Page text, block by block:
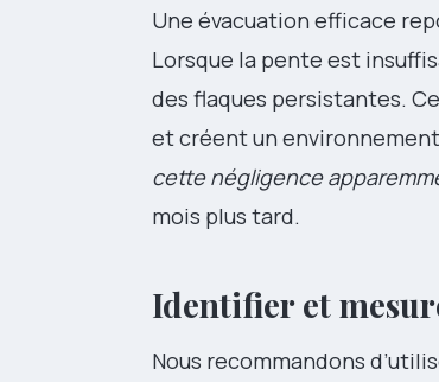
Une évacuation efficace
Lorsque la pente est
des flaques persistantes.
et créent un
cette négligence
mois plus tard.
Identifier et
Nous recommandons